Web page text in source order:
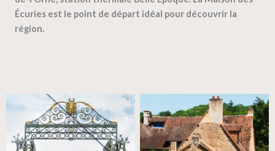
Écuries est le point de départ idéal pour découvrir la
région.